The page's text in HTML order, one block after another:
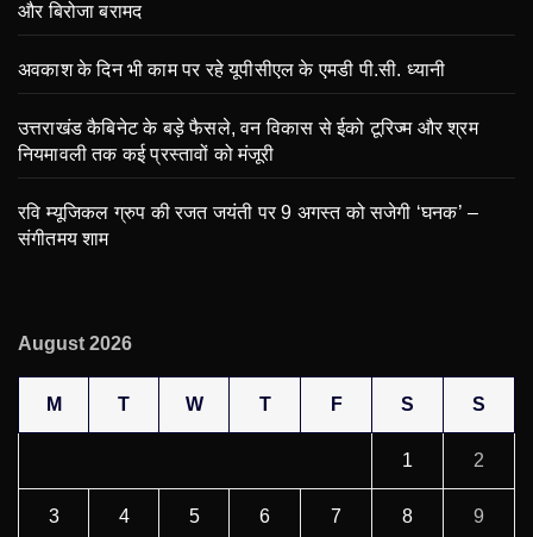
और बिरोजा बरामद
अवकाश के दिन भी काम पर रहे यूपीसीएल के एमडी पी.सी. ध्यानी
उत्तराखंड कैबिनेट के बड़े फैसले, वन विकास से ईको टूरिज्म और श्रम
नियमावली तक कई प्रस्तावों को मंजूरी
रवि म्यूजिकल ग्रुप की रजत जयंती पर 9 अगस्त को सजेगी ‘घनक’ –
संगीतमय शाम
August 2026
M T W T F S S
1 2
3 4 5 6 7 8 9